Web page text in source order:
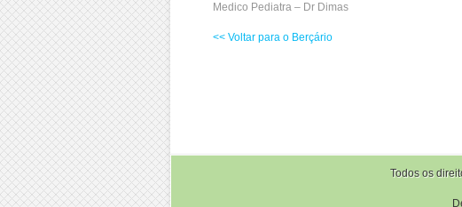
Medico Pediatra – Dr Dimas
<< Voltar para o Berçário
Todos os